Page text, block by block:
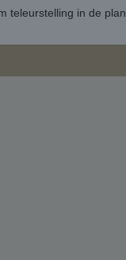
teleurstelling in de